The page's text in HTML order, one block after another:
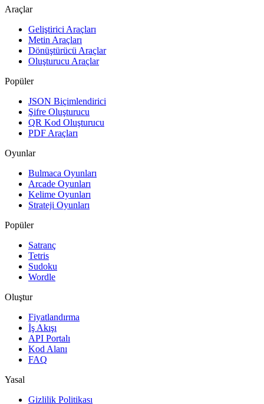
Araçlar
Geliştirici Araçları
Metin Araçları
Dönüştürücü Araçlar
Oluşturucu Araçlar
Popüler
JSON Biçimlendirici
Şifre Oluşturucu
QR Kod Oluşturucu
PDF Araçları
Oyunlar
Bulmaca Oyunları
Arcade Oyunları
Kelime Oyunları
Strateji Oyunları
Popüler
Satranç
Tetris
Sudoku
Wordle
Oluştur
Fiyatlandırma
İş Akışı
API Portalı
Kod Alanı
FAQ
Yasal
Gizlilik Politikası